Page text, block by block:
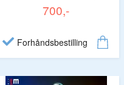
700,-
Forhåndsbestilling